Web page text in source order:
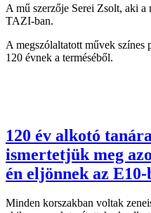
A mű szerzője Serei Zsolt, aki a
TAZI-ban.
A megszólaltatott művek színes
120 évnek a terméséből.
120 év alkotó
ismertetjük meg
én eljönnek az E10-
Minden korszakban voltak